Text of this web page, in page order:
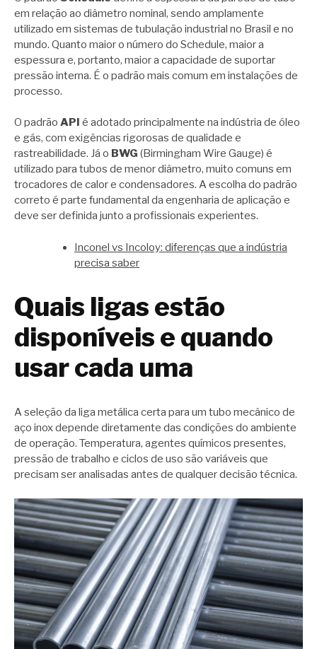
em relação ao diâmetro nominal, sendo amplamente
utilizado em sistemas de tubulação industrial no Brasil e no
mundo. Quanto maior o número do Schedule, maior a
espessura e, portanto, maior a capacidade de suportar
pressão interna. É o padrão mais comum em instalações de
processo.
O padrão API é adotado principalmente na indústria de óleo
e gás, com exigências rigorosas de qualidade e
rastreabilidade. Já o BWG (Birmingham Wire Gauge) é
utilizado para tubos de menor diâmetro, muito comuns em
trocadores de calor e condensadores. A escolha do padrão
correto é parte fundamental da engenharia de aplicação e
deve ser definida junto a profissionais experientes.
Inconel vs Incoloy: diferenças que a indústria
precisa saber
Quais ligas estão
disponíveis e quando
usar cada uma
A seleção da liga metálica certa para um tubo mecânico de
aço inox depende diretamente das condições do ambiente
de operação. Temperatura, agentes químicos presentes,
pressão de trabalho e ciclos de uso são variáveis que
precisam ser analisadas antes de qualquer decisão técnica.